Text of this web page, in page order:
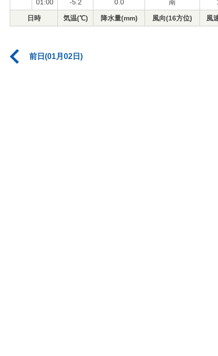
01:00 -5.2 0.0 南
日時 気温(℃) 降水量(mm) 風向(16方位) 風
前日(01月02日)